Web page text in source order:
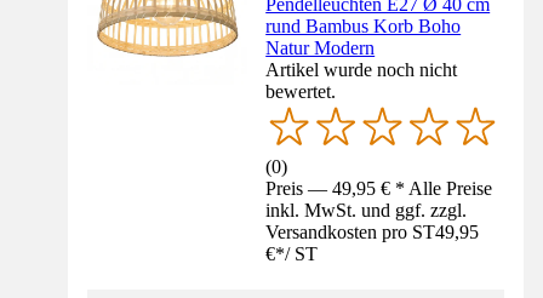
rund Bambus Korb Boho
Natur Modern
Artikel wurde noch nicht
bewertet.
(0)
Preis — 49,95 € * Alle Preise
inkl. MwSt. und ggf. zzgl.
Versandkosten pro ST49,95
€*/ ST